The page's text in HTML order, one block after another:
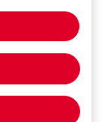
arnés de una
pueda quitarse